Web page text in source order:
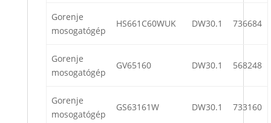
Gorenje
mosogatógép
HS661C60WUK DW30.1 736684
Gorenje
mosogatógép
GV65160 DW30.1 568248
Gorenje
mosogatógép
GS63161W DW30.1 733160